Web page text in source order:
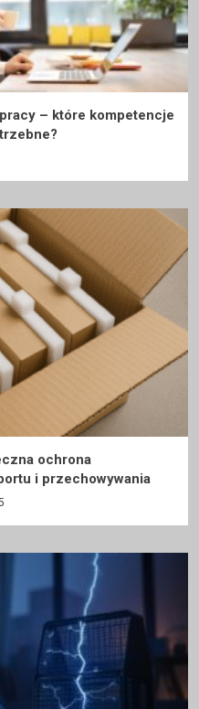
– które kompetencje
ochrona
i przechowywania